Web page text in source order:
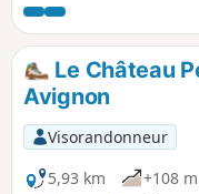
des hérons cendrés,
visibles sur les rives
Rhône.Le Château
Avignon
Visorandonneur
5,93 km
+108 m